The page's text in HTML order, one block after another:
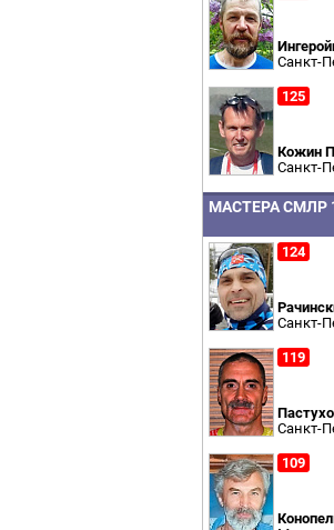
Санкт-
125
Кожин
Санкт-
МАСТЕРА СМЛР
124
Санкт-
119
Санкт-
109